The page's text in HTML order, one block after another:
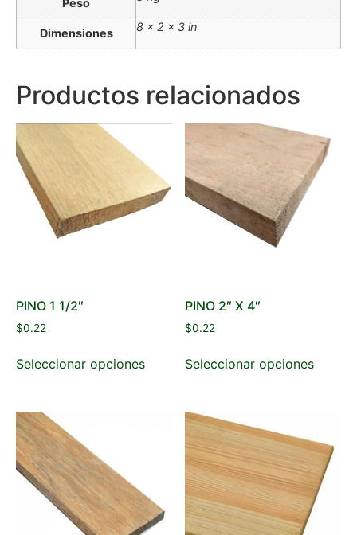
Peso
Dimensiones 8 × 2 × 3 in
Productos relacionados
PINO 1 1/2″
$0.22
Seleccionar opciones
PINO 2″ X 4″
$0.22
Seleccionar opciones